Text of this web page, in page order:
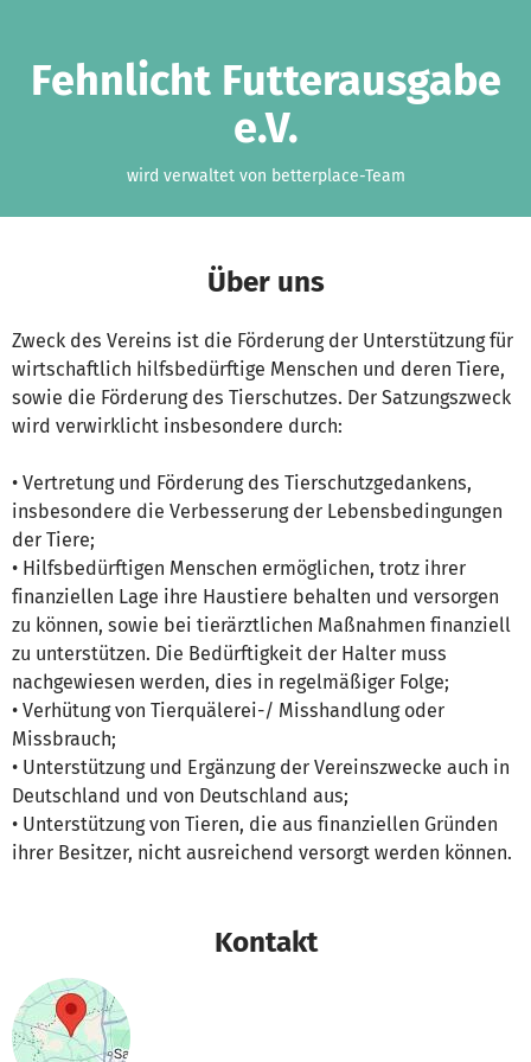
Fehnlicht Futterausgabe
e.V.
wird verwaltet von betterplace-Team
Über uns
Zweck des Vereins ist die Förderung der Unterstützung für
wirtschaftlich hilfsbedürftige Menschen und deren Tiere,
sowie die Förderung des Tierschutzes. Der Satzungszweck
wird verwirklicht insbesondere durch:
• Vertretung und Förderung des Tierschutzgedankens,
insbesondere die Verbesserung der Lebensbedingungen
der Tiere;
• Hilfsbedürftigen Menschen ermöglichen, trotz ihrer
finanziellen Lage ihre Haustiere behalten und versorgen
zu können, sowie bei tierärztlichen Maßnahmen finanziell
zu unterstützen. Die Bedürftigkeit der Halter muss
nachgewiesen werden, dies in regelmäßiger Folge;
• Verhütung von Tierquälerei-/ Misshandlung oder
Missbrauch;
• Unterstützung und Ergänzung der Vereinszwecke auch in
Deutschland und von Deutschland aus;
• Unterstützung von Tieren, die aus finanziellen Gründen
ihrer Besitzer, nicht ausreichend versorgt werden können.
Kontakt